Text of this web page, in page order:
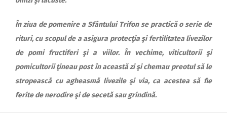
În ziua de pomenire a Sfântului Trifon se practică o serie de
rituri, cu scopul de a asigura protecţia şi fertilitatea livezilor
de pomi fructiferi şi a viilor. În vechime, viticultorii şi
pomicultorii ţineau post în această zi şi chemau preotul să le
stropească cu agheasmă livezile şi via, ca acestea să fie
ferite de nerodire şi de secetă sau grindină.